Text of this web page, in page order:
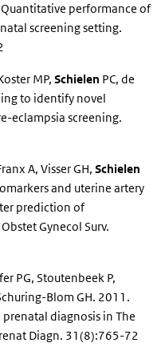
Quantitative performance of
screening setting.
MP, Schielen PC, de
to identify novel
eclampsia screening.
A, Visser GH, Schielen
and uterine artery
prediction of
Gynecol Surv.
PG, Stoutenbeek P,
Blom GH. 2011.
diagnosis in The
Diagn. 31(8):765-72